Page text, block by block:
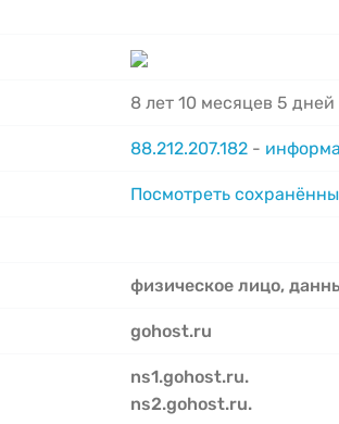
8 лет 10 месяцев 5 дней
88.212.207.182 -
Посмотреть
физическое лицо,
gohost.ru
ns1.gohost.ru.
ns2.gohost.ru.